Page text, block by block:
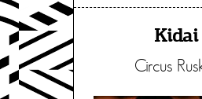
Kidai
Circus